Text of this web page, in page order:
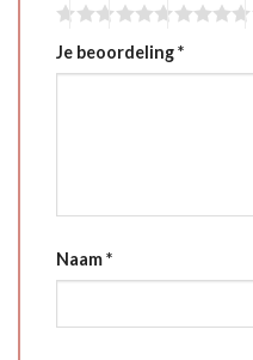
Je beoordeling*
Naam*